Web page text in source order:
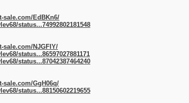
sale.com/EdBKn6/
status...74992802181548
sale.com/NJGFIY/
status...86597027881171
status...87042387464240
sale.com/GgH06q/
status...88150602219655